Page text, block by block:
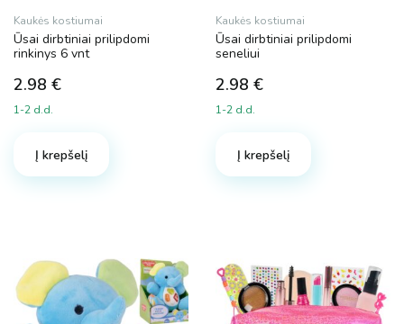
Kaukės kostiumai
Ūsai dirbtiniai prilipdomi
rinkinys 6 vnt
2.98 €
1-2 d.d.
Į krepšelį
Kaukės kostiumai
Ūsai dirbtiniai prilipdomi
seneliui
2.98 €
1-2 d.d.
Į krepšelį